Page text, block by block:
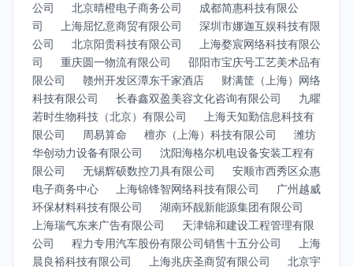
公司
北京晴橙电子商务公司
成都简惠科技有限公
司
上海屈忆意商贸有限公司
深圳市娜迦互娱科技有限
公司
北京阳贵科技有限公司
上海婺宸网络科技有限公
司
重庆圆一物流有限公司
邵阳市宝庆号工艺美术品有
限公司
赣州开发区潭东千家酒店
财满筐（上海）网络
科技有限公司
长春鑫双盈美容文化咨询有限公司
九曜
若时生物科技（北京）有限公司
上海天知勤信息科技有
限公司
周易算命 檀亦（上海）科技有限公司
潍坊
华创动力设备有限公司
沈阳海格尔机电设备安装工程有
限公司
无锡辉硕数控刀具有限公司
安顺市西秀区众惠
电子商务中心
上海锦锋智网络科技有限公司
广州越威
环保材料科技有限公司
湖南环靓新能源集团有限公司
上海瑞气东来广告有限公司
天津锦和建设工程管理有限
公司
程力专用汽车股份有限公司销售十五分公司
上海
晨良裕科技有限公司
上海兆庆圣商贸有限公司 北京宇